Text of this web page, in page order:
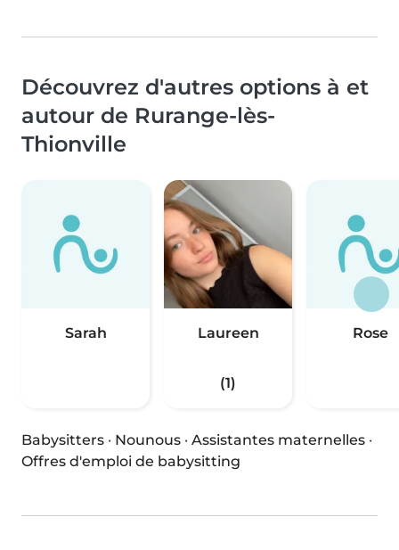
Découvrez d'autres options à et
autour de Rurange-lès-
Thionville
Sarah Laureen
(1)
Rose
Babysitters · Nounous · Assistantes maternelles ·
Offres d'emploi de babysitting